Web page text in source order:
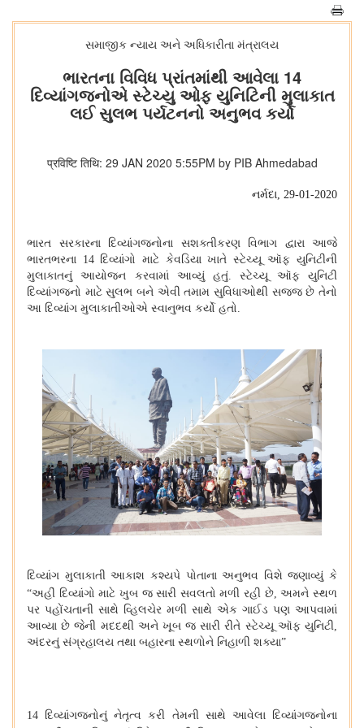
સમાજીક ન્યાય અને અધિકારીતા મંત્રાલય
ભારતના વિવિધ પ્રાંતમાંથી આવેલા 14
દિવ્યાંગજનોએ સ્ટેચ્યુ ઓફ યુનિટિની મુલાકાત
લઈ સુલભ પર્યટનનો અનુભવ કર્યો
प्रविष्टि तिथि: 29 JAN 2020 5:55PM by PIB Ahmedabad
નર્મદા, 29-01-2020
ભારત સરકારના દિવ્યાંગજનોના સશક્તીકરણ વિભાગ દ્વારા આજે
ભારતભરના 14 દિવ્યાંગો માટે કેવડિયા ખાતે સ્ટેચ્યૂ ઑફ યુનિટીની
મુલાકાતનું આયોજન કરવામાં આવ્યું હતું. સ્ટેચ્યૂ ઑફ યુનિટી
દિવ્યાંગજનો માટે સુલભ બને એવી તમામ સુવિધાઓથી સજ્જ છે તેનો
આ દિવ્યાંગ મુલાકાતીઓએ સ્વાનુભવ કર્યો હતો.
દિવ્યાંગ મુલાકાતી આકાશ કશ્યપે પોતાના અનુભવ વિશે જણાવ્યું કે
“અહીં દિવ્યાંગો માટે ખુબ જ સારી સવલતો મળી રહી છે, અમને સ્થળ
પર પહોંચતાની સાથે વ્હિલચેર મળી સાથે એક ગાઈડ પણ આપવામાં
આવ્યા છે જેની મદદથી અને ખૂબ જ સારી રીતે સ્ટેચ્યૂ ઑફ યુનિટી,
અંદરનું સંગ્રહાલય તથા બહારના સ્થળોને નિહાળી શક્યા”
14 દિવ્યાંગજનોનું નેતૃત્વ કરી તેમની સાથે આવેલા દિવ્યાંગજનોના